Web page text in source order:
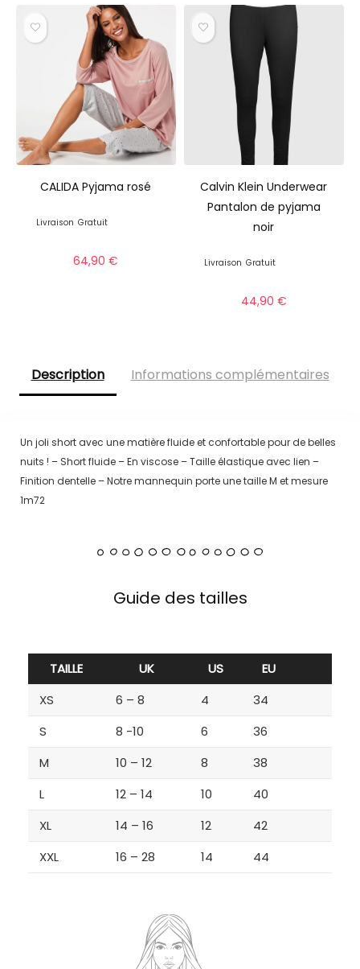
CALIDA Pyjama rosé
Livraison Gratuit
64,90€
Calvin Klein Underwear
Pantalon de pyjama
noir
Livraison Gratuit
44,90 €
Description Informations complémentaires
Un joli short avec une matière fluide et confortable pour de belles
nuits ! – Short fluide – En viscose – Taille élastique avec lien –
Finition dentelle – Notre mannequin porte une taille M et mesure
1m72
Guide des tailles
TAILLE UK US
EU
XS
6 – 8 4
34
S
8 -10 6
36
M
10 – 12 8
38
L
12 – 14 10
40
XL
14 – 16 12
42
XXL
16 – 28 14 44